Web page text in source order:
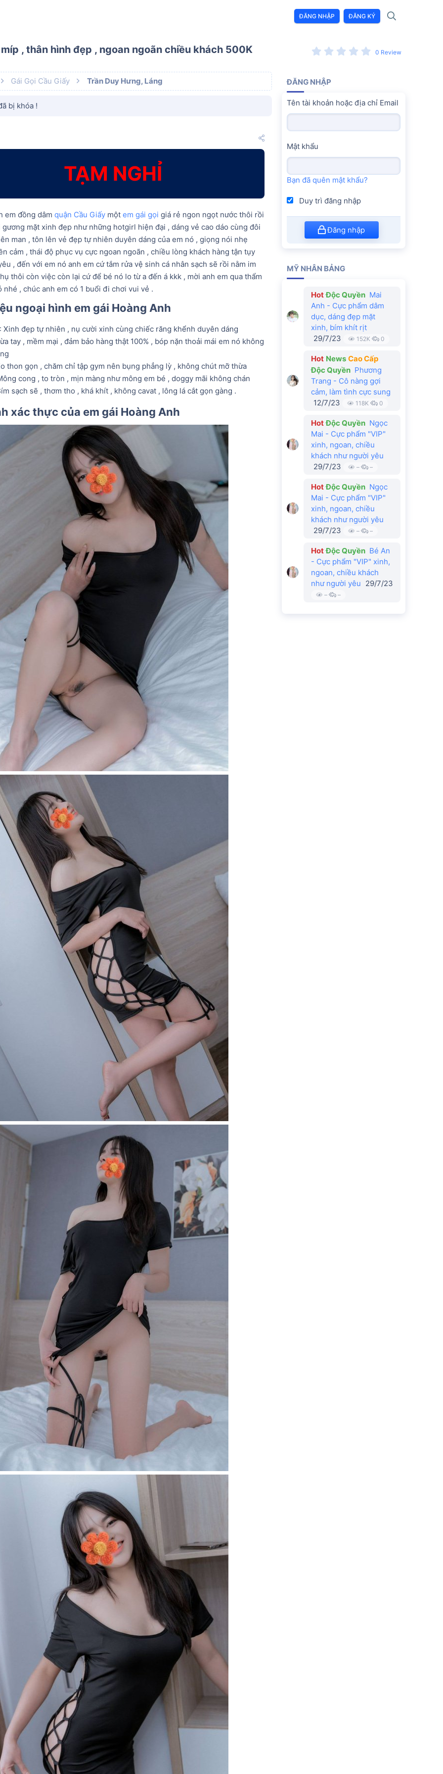
ĐĂNG NHẬP ĐĂNG KÝ
, thân hình đẹp , ngoan ngoãn chiều khách 500K 0 Review
Gái Gọi Cầu Giấy Trần Duy Hưng, Láng
bị khóa !
TẠM NGHỈ
em đồng dâm quận Cầu Giấy một em gái gọi giá rẻ ngon ngọt nước thôi rồi
gương mặt xinh đẹp như những hotgirl hiện đại , dáng vẻ cao dáo cùng đôi
man , tôn lên vẻ đẹp tự nhiên duyên dáng của em nó , giọng nói nhẹ
cảm , thái độ phục vụ cực ngoan ngoãn , chiều lòng khách hàng tận tụy
, đến với em nó anh em cứ tắm rửa vệ sinh cá nhân sạch sẽ rồi nằm im
thôi còn việc còn lại cứ để bé nó lo từ a đến á kkk , mời anh em qua thẩm
nhé , chúc anh em có 1 buổi đi chơi vui vẻ .
ngoại hình em gái Hoàng Anh​
Xinh đẹp tự nhiên , nụ cười xinh cùng chiếc răng khểnh duyên dáng
tay , mềm mại , đảm bảo hàng thật 100% , bóp nặn thoải mái em nó không
thon gọn , chăm chỉ tập gym nên bụng phẳng lỳ , không chút mỡ thừa
cong , to tròn , mịn màng như mông em bé , doggy mãi không chán
sạch sẽ , thơm tho , khá khít , không cavat , lông lá cắt gọn gàng .
xác thực của em gái Hoàng Anh​
ĐĂNG NHẬP
Tên tài khoản hoặc địa chỉ Email
Mật khẩu
Bạn đã quên mật khẩu?
Duy trì đăng nhập
Đăng nhập
MỸ NHÂN BẢNG
Hot Độc Quyền Mai
Anh - Cực phẩm dâm
dục, dáng đẹp mặt
xinh, bím khít rịt
29/7/23
152K 0
Hot News Cao Cấp
Độc Quyền Phương
Trang - Cô nàng gợi
cảm, làm tình cực sung
12/7/23
118K 0
Hot Độc Quyền Ngọc
Mai - Cực phẩm "VIP"
xinh, ngoan, chiều
khách như người yêu
29/7/23
– –
Hot Độc Quyền Ngọc
Mai - Cực phẩm "VIP"
xinh, ngoan, chiều
khách như người yêu
29/7/23
– –
Hot Độc Quyền Bé An
- Cực phẩm "VIP" xinh,
ngoan, chiều khách
như người yêu 29/7/23
– –